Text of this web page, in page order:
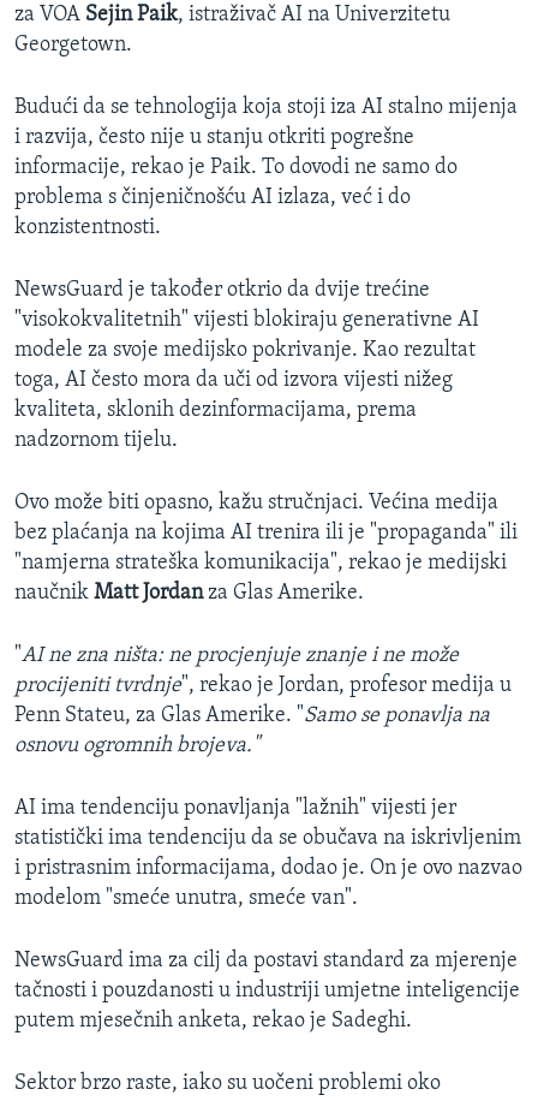
za VOA Sejin Paik, istraživač AI na Univerzitetu
Georgetown.
Budući da se tehnologija koja stoji iza AI stalno mijenja
i razvija, često nije u stanju otkriti pogrešne
informacije, rekao je Paik. To dovodi ne samo do
problema s činjeničnošću AI izlaza, već i do
konzistentnosti.
NewsGuard je također otkrio da dvije trećine
"visokokvalitetnih" vijesti blokiraju generativne AI
modele za svoje medijsko pokrivanje. Kao rezultat
toga, AI često mora da uči od izvora vijesti nižeg
kvaliteta, sklonih dezinformacijama, prema
nadzornom tijelu.
Ovo može biti opasno, kažu stručnjaci. Većina medija
bez plaćanja na kojima AI trenira ili je "propaganda" ili
"namjerna strateška komunikacija", rekao je medijski
naučnik Matt Jordan za Glas Amerike.
"AI ne zna ništa: ne procjenjuje znanje i ne može
procijeniti tvrdnje", rekao je Jordan, profesor medija u
Penn Stateu, za Glas Amerike. "Samo se ponavlja na
osnovu ogromnih brojeva."
AI ima tendenciju ponavljanja "lažnih" vijesti jer
statistički ima tendenciju da se obučava na iskrivljenim
i pristrasnim informacijama, dodao je. On je ovo nazvao
modelom "smeće unutra, smeće van".
NewsGuard ima za cilj da postavi standard za mjerenje
tačnosti i pouzdanosti u industriji umjetne inteligencije
putem mjesečnih anketa, rekao je Sadeghi.
Sektor brzo raste, iako su uočeni problemi oko